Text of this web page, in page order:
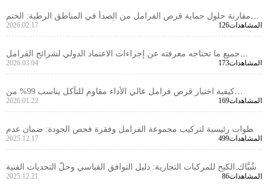
مقارنة حلول حماية قرص الفرامل من الصدأ في المناطق الرطبة: الختم
الزيتي مقابل الطلاء، أيهما الأنسب لأسطول مركباتك؟
2026.02.17 126المشاهدات
جميع ما تحتاجه معرفته عن إجراءات الاعتماد الدولي لشرائح الفرامل
2026.03.04 173المشاهدات
كيفية اختيار قرص فرامل عالي الأداء مقاوم للتآكل يناسب 99% من
المركبات؟ دليل اختيار تقني لتجنب الأخطاء الشائعة
2026.01.22 169المشاهدات
خطوات رئيسية لتركيب مجموعة الفرامل وفقرة فحص الجودة: ضمان عدم
وجود مشاكل ما بعد البيع للمنتجات المصدرة
2025.12.17 499المشاهدات
شُبَّاك الكبح للمركبات التجارية: دليل التوافق القياسي وحلّ التحديات الفنية
في الأسواق الخارجية
2025.12.21 86المشاهدات